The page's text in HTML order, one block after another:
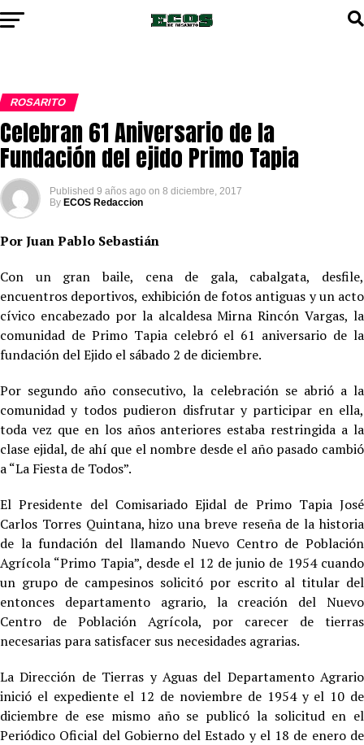
ROSARITO
Celebran 61 Aniversario de la
Fundación del ejido Primo Tapia
Published 9 años ago on 8 diciembre, 2017
By ECOS Redaccion
Por Juan Pablo Sebastián
Con un gran baile, cena de gala, cabalgata, desfile,
encuentros deportivos, exhibición de fotos antiguas y un acto
cívico encabezado por la alcaldesa Mirna Rincón Vargas, la
comunidad de Primo Tapia celebró el 61 aniversario de la
fundación del Ejido el sábado 2 de diciembre.
Por segundo año consecutivo, la celebración se abrió a la
comunidad y todos pudieron disfrutar y participar en ella,
toda vez que en los años anteriores estaba restringida a la
clase ejidal, de ahí que el nombre desde el año pasado cambió
a “La Fiesta de Todos”.
El Presidente del Comisariado Ejidal de Primo Tapia José
Carlos Torres Quintana, hizo una breve reseña de la historia
de la fundación del llamando Nuevo Centro de Población
Agrícola “Primo Tapia”, desde el 12 de junio de 1954 cuando
un grupo de campesinos solicitó por escrito al titular del
entonces departamento agrario, la creación del Nuevo
Centro de Población Agrícola, por carecer de tierras
necesarias para satisfacer sus necesidades agrarias.
La Dirección de Tierras y Aguas del Departamento Agrario
inició el expediente el 12 de noviembre de 1954 y el 10 de
diciembre de ese mismo año se publicó la solicitud en el
Periódico Oficial del Gobierno del Estado y el 18 de enero de